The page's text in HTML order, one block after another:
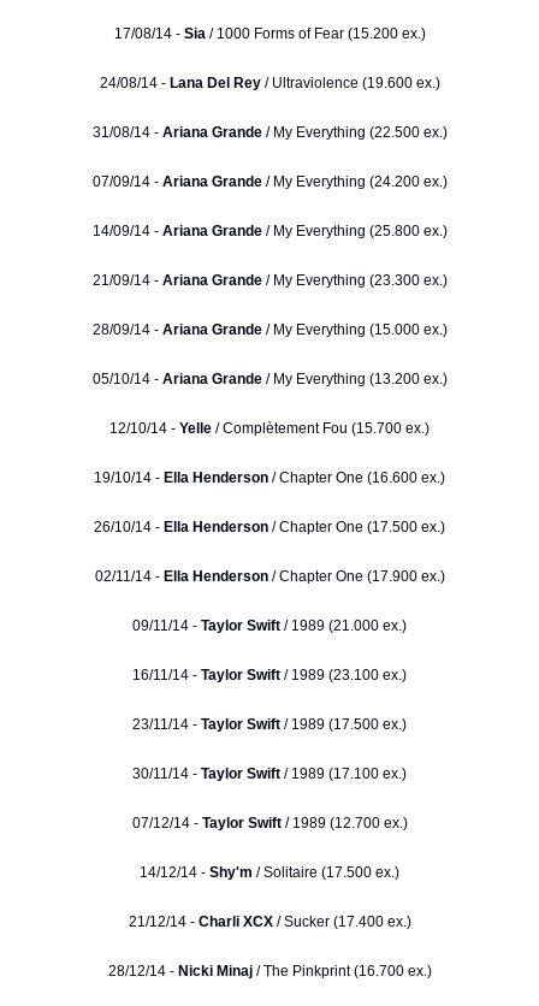
17/08/14 - Sia / 1000 Forms of Fear (15.200 ex.)
24/08/14 -Lana Del Rey/ Ultraviolence (19.600 ex.)
31/08/14 - Ariana Grande/ My Everything (22.500 ex.)
07/09/14 - Ariana Grande/ My Everything (24.200 ex.)
14/09/14 - Ariana Grande/ My Everything (25.800 ex.)
21/09/14 - Ariana Grande/ My Everything (23.300 ex.)
28/09/14 - Ariana Grande/ My Everything (15.000 ex.)
05/10/14 -Ariana Grande/ My Everything (13.200 ex.)
12/10/14 - Yelle / Complètement Fou (15.700 ex.)
19/10/14 - Ella Henderson / Chapter One (16.600 ex.)
26/10/14 - Ella Henderson / Chapter One (17.500 ex.)
02/11/14 - Ella Henderson/ Chapter One (17.900 ex.)
09/11/14 - Taylor Swift / 1989 (21.000 ex.)
16/11/14 - Taylor Swift / 1989 (23.100 ex.)
23/11/14 - Taylor Swift / 1989 (17.500 ex.)
30/11/14 - Taylor Swift / 1989 (17.100 ex.)
07/12/14 - Taylor Swift/ 1989 (12.700 ex.)
14/12/14 - Shy'm / Solitaire (17.500 ex.)
21/12/14 - Charli XCX/ Sucker (17.400 ex.)
28/12/14 -Nicki Minaj/ The Pinkprint (16.700 ex.)